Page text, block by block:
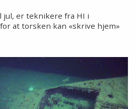
er teknikere fra HI i
at torsken kan «skrive hjem»